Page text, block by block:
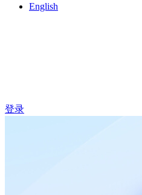
English
登录